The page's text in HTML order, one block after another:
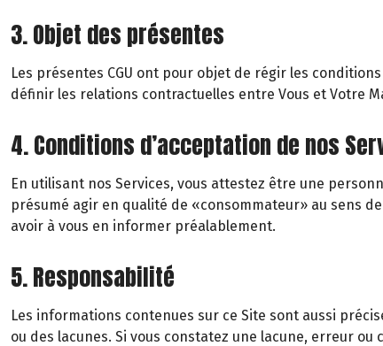
3. Objet des présentes
Les présentes CGU ont pour objet de régir les
définir les relations contractuelles entre Vous et Votre
4. Conditions d’acceptation de nos
En utilisant nos Services, vous attestez être une
présumé agir en qualité de «consommateur» au sens
avoir à vous en informer préalablement.
5. Responsabilité
Les informations contenues sur ce Site sont aussi
ou des lacunes. Si vous constatez une lacune, erreur